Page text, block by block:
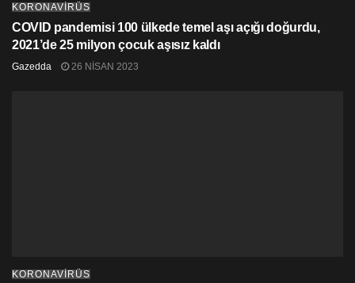
KORONAVİRÜS
COVID pandemisi 100 ülkede temel aşı açığı doğurdu,
2021’de 25 milyon çocuk aşısız kaldı
Gazedda 26 NISAN 2023
KORONAVİRÜS